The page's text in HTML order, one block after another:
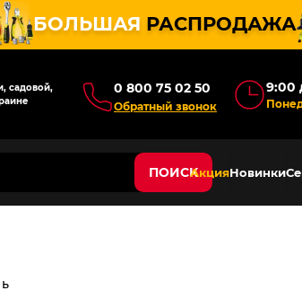
БОЛЬШАЯ РАСПРОДАЖА
садовой,
0 800 75 02 50
Обратный звонок
9:00
ПОИСКАкцияНовинки